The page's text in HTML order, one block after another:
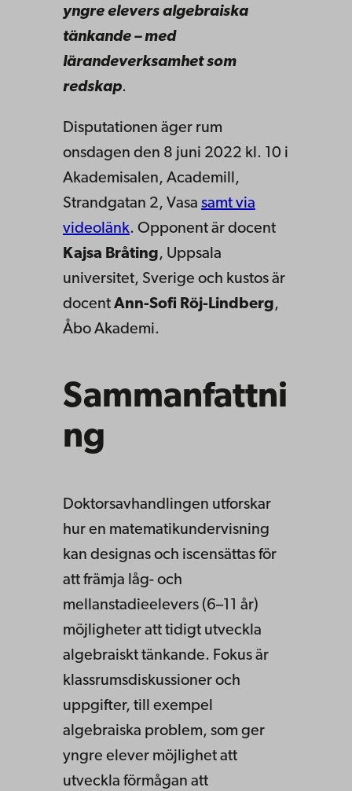
yngre elevers algebraiska
tänkande – med
lärandeverksamhet som
redskap.
Disputationen äger rum
onsdagen den 8 juni 2022 kl. 10 i
Akademisalen, Academill,
Strandgatan 2, Vasa samt via
videolänk. Opponent är docent
Kajsa Bråting, Uppsala
universitet, Sverige och kustos är
docent Ann-Sofi Röj-Lindberg,
Åbo Akademi.
Sammanfattni
ng
Doktorsavhandlingen utforskar
hur en matematikundervisning
kan designas och iscensättas för
att främja låg- och
mellanstadieelevers (6–11 år)
möjligheter att tidigt utveckla
algebraiskt tänkande. Fokus är
klassrumsdiskussioner och
uppgifter, till exempel
algebraiska problem, som ger
yngre elever möjlighet att
utveckla förmågan att